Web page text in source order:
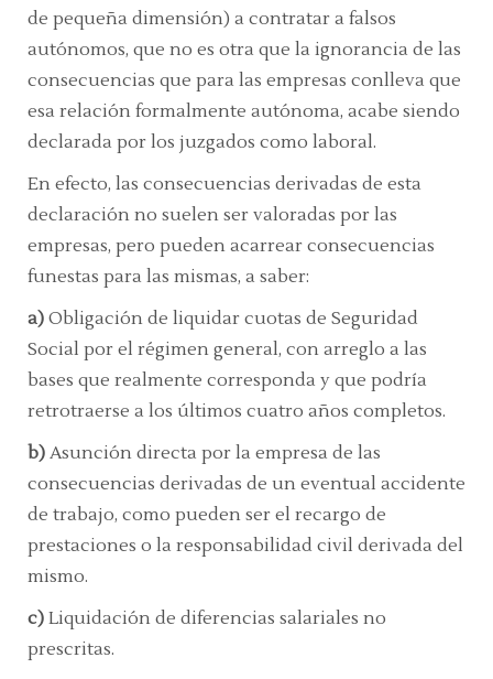
de pequeña dimensión) a contratar a falsos
autónomos, que no es otra que la ignorancia de las
consecuencias que para las empresas conlleva que
esa relación formalmente autónoma, acabe siendo
declarada por los juzgados como laboral.
En efecto, las consecuencias derivadas de esta
declaración no suelen ser valoradas por las
empresas, pero pueden acarrear consecuencias
funestas para las mismas, a saber:
a) Obligación de liquidar cuotas de Seguridad
Social por el régimen general, con arreglo a las
bases que realmente corresponda y que podría
retrotraerse a los últimos cuatro años completos.
b) Asunción directa por la empresa de las
consecuencias derivadas de un eventual accidente
de trabajo, como pueden ser el recargo de
prestaciones o la responsabilidad civil derivada del
mismo.
c) Liquidación de diferencias salariales no
prescritas.